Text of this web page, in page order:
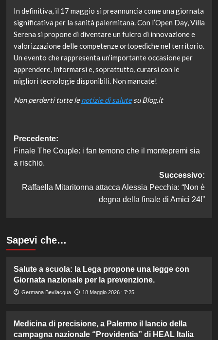
In definitiva, il 17 maggio si preannuncia come una giornata
significativa per la sanità palermitana. Con l’Open Day, Villa
Serena si propone di diventare un fulcro di innovazione e
valorizzazione delle competenze ortopediche nel territorio.
Un evento che rappresenta un’importante occasione per
apprendere, informarsi e, soprattutto, curarsi con le
migliori tecnologie disponibili. Non mancate!
Non perderti tutte lenotizie di salutesu Blog.it
Navigazione
articolo
Precedente:
Finale The Couple: i fan temono che il montepremi sia
a rischio.
Successivo:
Raffaella Mitaritonna attacca Alessia Pecchia: “Non è
degna della finale di Amici 24!”
Sapevi che…
Salute a scuola: la Lega propone una legge con
Giornata nazionale per la prevenzione.
Germana Bevilacqua 18 Maggio 2026 : 7:25
Medicina di precisione, a Palermo il lancio della
campagna nazionale “Providentia” di HEAL Italia